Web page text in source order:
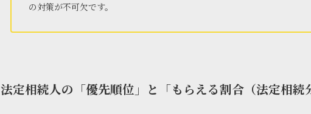
の対策が不可欠です。
法定相続人の「優先順位」と「もらえる割合（法定相続